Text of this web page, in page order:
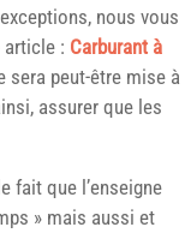
nous vous
article : Carburant à
sera peut-être mise à
assurer que les
fait que l’enseigne
» mais aussi et